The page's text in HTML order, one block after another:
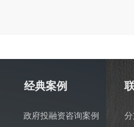
经典案例
政府投融资咨询案例